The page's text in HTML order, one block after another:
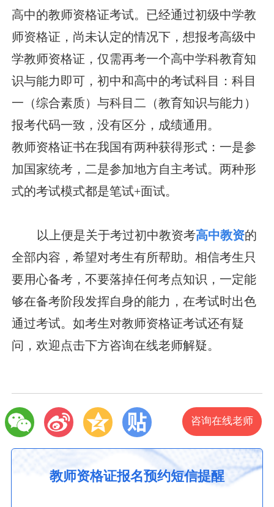
高中的教师资格证考试。已经通过初级中学教
师资格证，尚未认定的情况下，想报考高级中
学教师资格证，仅需再考一个高中学科教育知
识与能力即可，初中和高中的考试科目：科目
一（综合素质）与科目二（教育知识与能力）
报考代码一致，没有区分，成绩通用。
教师资格证书在我国有两种获得形式：一是参
加国家统考，二是参加地方自主考试。两种形
式的考试模式都是笔试+面试。
以上便是关于考过初中教资考高中教资的
全部内容，希望对考生有所帮助。相信考生只
要用心备考，不要落掉任何考点知识，一定能
够在备考阶段发挥自身的能力，在考试时出色
通过考试。如考生对教师资格证考试还有疑
问，欢迎点击下方咨询在线老师解疑。
咨询在线老师
教师资格证报名预约短信提醒